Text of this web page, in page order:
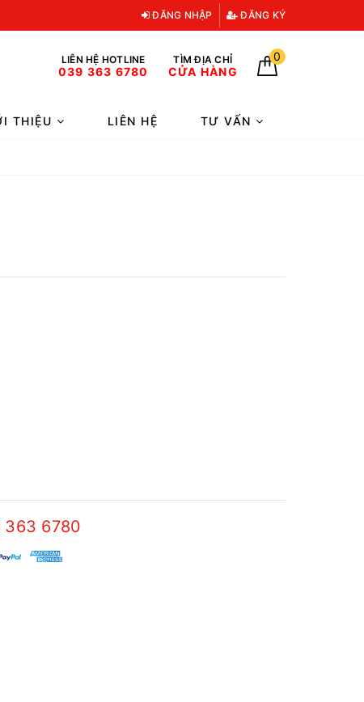
ĐĂNG NHẬP ĐĂNG KÝ
LIÊN HỆ HOTLINE
039 363 6780
TÌM ĐỊA CHỈ
CỬA HÀNG
0
THIỆU LIÊN HỆ TƯ VẤN
363 6780